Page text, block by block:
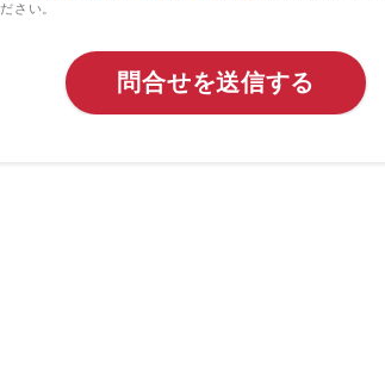
ださい。
問合せを送信する